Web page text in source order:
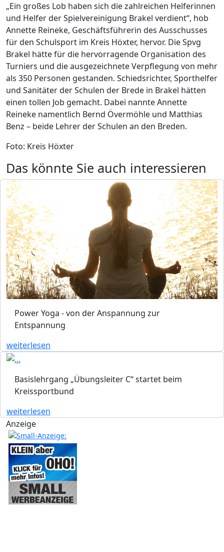
„Ein großes Lob haben sich die zahlreichen Helferinnen
und Helfer der Spielvereinigung Brakel verdient“, hob
Annette Reineke, Geschäftsführerin des Ausschusses
für den Schulsport im Kreis Höxter, hervor. Die Spvg
Brakel hätte für die hervorragende Organisation des
Turniers und die ausgezeichnete Verpflegung von mehr
als 350 Personen gestanden. Schiedsrichter, Sporthelfer
und Sanitäter der Schulen der Brede in Brakel hätten
einen tollen Job gemacht. Dabei nannte Annette
Reineke namentlich Bernd Övermöhle und Matthias
Benz – beide Lehrer der Schulen an den Breden.
Foto: Kreis Höxter
Das könnte Sie auch interessieren
Power Yoga - von der Anspannung zur
Entspannung
weiterlesen
Basislehrgang „Übungsleiter C“ startet beim
Kreissportbund
weiterlesen
Anzeige